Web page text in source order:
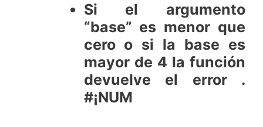
Si el argumento
“base” es menor que
cero o si la base es
mayor de 4 la función
devuelve el error .
#¡NUM